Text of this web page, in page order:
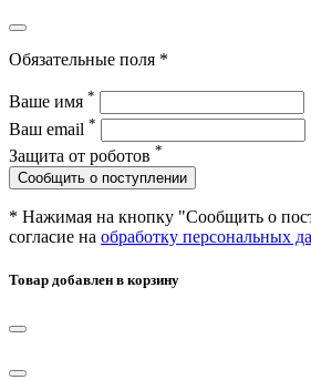
Обязательные поля *
Ваше имя *
Ваш email *
Защита от роботов *
Сообщить о поступлении
* Нажимая на кнопку "Сообщить о
согласие на обработку персональных
Товар добавлен в корзину